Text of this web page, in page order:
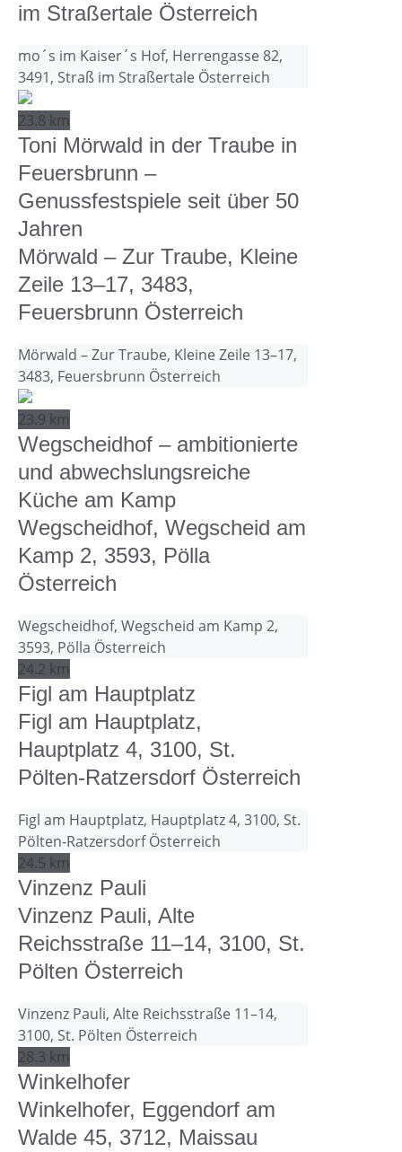
im Straßertale Österreich
mo´s im Kaiser´s Hof, Herrengasse 82,
3491, Straß im Straßertale Österreich
23.8 km
Toni Mörwald in der Traube in
Feuersbrunn –
Genussfestspiele seit über 50
Jahren
Mörwald – Zur Traube, Kleine
Zeile 13–17, 3483,
Feuersbrunn Österreich
Mörwald – Zur Traube, Kleine Zeile 13–17,
3483, Feuersbrunn Österreich
23.9 km
Wegscheidhof – ambitionierte
und abwechslungsreiche
Küche am Kamp
Wegscheidhof, Wegscheid am
Kamp 2, 3593, Pölla
Österreich
Wegscheidhof, Wegscheid am Kamp 2,
3593, Pölla Österreich
24.2 km
Figl am Hauptplatz
Figl am Hauptplatz,
Hauptplatz 4, 3100, St.
Pölten-Ratzersdorf Österreich
Figl am Hauptplatz, Hauptplatz 4, 3100, St.
Pölten-Ratzersdorf Österreich
24.5 km
Vinzenz Pauli
Vinzenz Pauli, Alte
Reichsstraße 11–14, 3100, St.
Pölten Österreich
Vinzenz Pauli, Alte Reichsstraße 11–14,
3100, St. Pölten Österreich
28.3 km
Winkelhofer
Winkelhofer, Eggendorf am
Walde 45, 3712, Maissau